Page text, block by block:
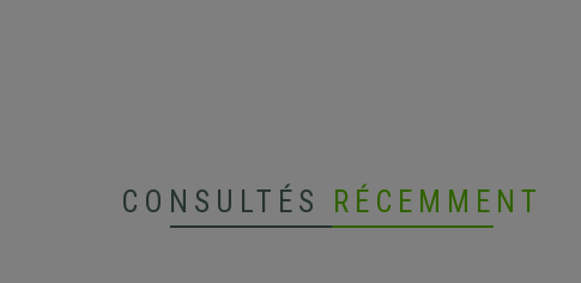
CONSULTÉS RÉCEMMENT